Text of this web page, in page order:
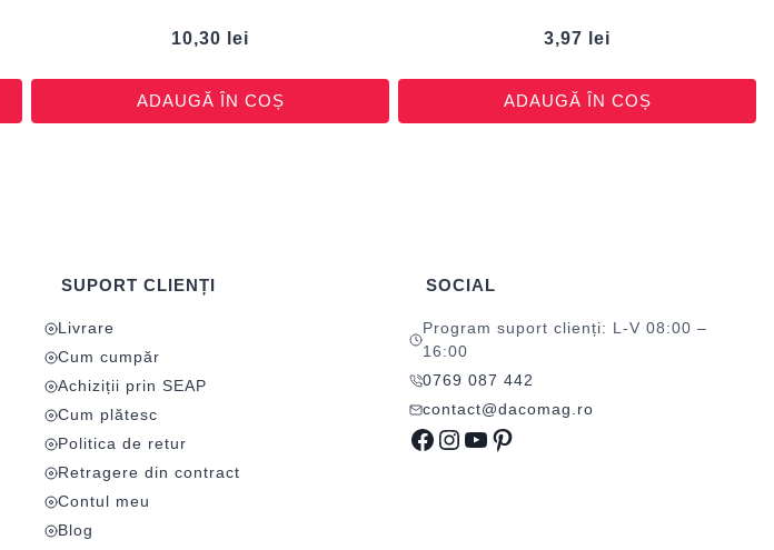
10,30 lei
ADAUGĂ ÎN COȘ
3,97 lei
ADAUGĂ ÎN COȘ
SUPORT CLIENȚI
Livrare
Cum cumpăr
Achiziții prin SEAP
Cum plătesc
Politica de retur
Retragere din contract
Contul meu
Blog
SOCIAL
Program suport clienți: L-V 08:00 –
16:00
0769 087 442
contact@dacomag.ro
Facebook
Instagram
YouTube
Pinterest